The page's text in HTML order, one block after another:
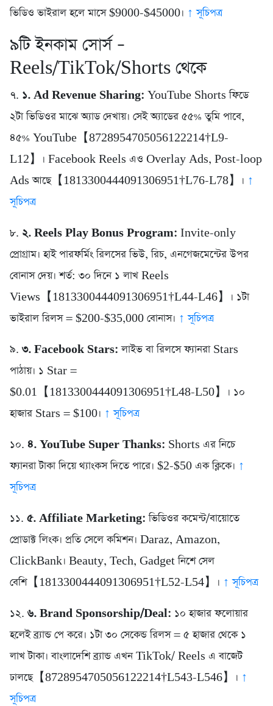
ভিডিও ভাইরাল হলে মাসে $9000-$45000। ↑ সূচিপত্র
৯টি ইনকাম সোর্স –
Reels/TikTok/Shorts থেকে
৭. ১. Ad Revenue Sharing: YouTube Shorts ফিডে
২টা ভিডিওর মাঝে অ্যাড দেখায়। সেই অ্যাডের ৫৫% তুমি পাবে,
৪৫% YouTube【8728954705056122214†L9-
L12】। Facebook Reels এও Overlay Ads, Post-loop
Ads আছে【1813300444091306951†L76-L78】। ↑
সূচিপত্র
৮. ২. Reels Play Bonus Program: Invite-only
প্রোগ্রাম। হাই পারফর্মিং রিলসের ভিউ, রিচ, এনগেজমেন্টের উপর
বোনাস দেয়। শর্ত: ৩০ দিনে ১ লাখ Reels
Views【1813300444091306951†L44-L46】। ১টা
ভাইরাল রিলস = $200-$35,000 বোনাস। ↑ সূচিপত্র
৯. ৩. Facebook Stars: লাইভ বা রিলসে ফ্যানরা Stars
পাঠায়। ১ Star =
$0.01【1813300444091306951†L48-L50】। ১০
হাজার Stars = $100। ↑ সূচিপত্র
১০. ৪. YouTube Super Thanks: Shorts এর নিচে
ফ্যানরা টাকা দিয়ে থ্যাংকস দিতে পারে। $2-$50 এক ক্লিকে। ↑
সূচিপত্র
১১. ৫. Affiliate Marketing: ভিডিওর কমেন্ট/বায়োতে
প্রোডাক্ট লিংক। প্রতি সেলে কমিশন। Daraz, Amazon,
ClickBank। Beauty, Tech, Gadget নিশে সেল
বেশি【1813300444091306951†L52-L54】। ↑ সূচিপত্র
১২. ৬. Brand Sponsorship/Deal: ১০ হাজার ফলোয়ার
হলেই ব্র্যান্ড পে করে। ১টা ৩০ সেকেন্ড রিলস = ৫ হাজার থেকে ১
লাখ টাকা। বাংলাদেশি ব্র্যান্ড এখন TikTok/ Reels এ বাজেট
ঢালছে【8728954705056122214†L543-L546】। ↑
সূচিপত্র